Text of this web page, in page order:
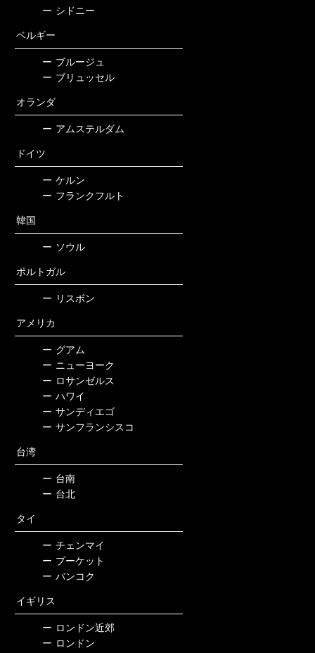
ー シドニー
ベルギー
ー ブルージュ
ー ブリュッセル
オランダ
ー アムステルダム
ドイツ
ー ケルン
ー フランクフルト
韓国
ー ソウル
ポルトガル
ー リスボン
アメリカ
ー グアム
ー ニューヨーク
ー ロサンゼルス
ー ハワイ
ー サンディエゴ
ー サンフランシスコ
台湾
ー 台南
ー 台北
タイ
ー チェンマイ
ー プーケット
ー バンコク
イギリス
ー ロンドン近郊
ー ロンドン